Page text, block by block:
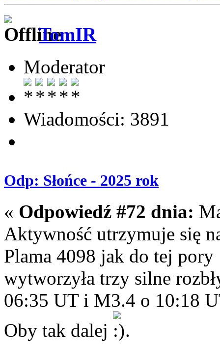
TomIR
Moderator
Wiadomości: 3891
Odp: Słońce - 2025 rok
« Odpowiedź #72 dnia:
Aktywność utrzymuje się
Plama 4098 jak do tej pory
wytworzyła trzy silne
06:35 UT i M3.4 o 10:18
Oby tak dalej
.